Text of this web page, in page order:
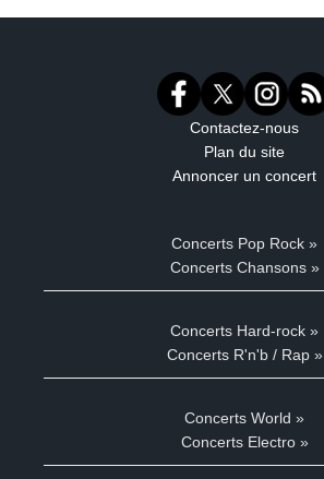
Contactez-nous
Plan du site
Annoncer un concert
Concerts Pop Rock »
Concerts Chansons »
Concerts Hard-rock »
Concerts R'n'b / Rap »
Concerts World »
Concerts Electro »